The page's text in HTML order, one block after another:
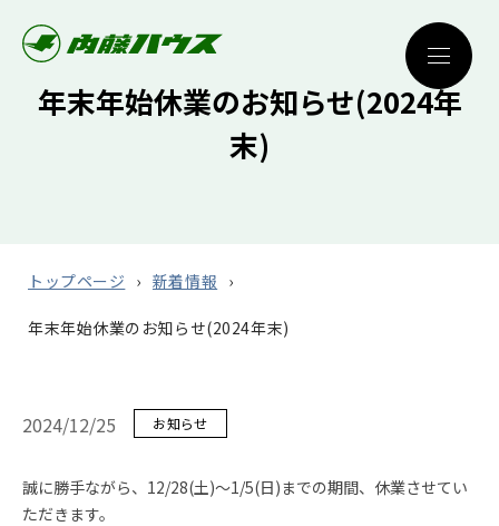
年末年始休業のお知らせ(2024年
末)
トップページ 新着情報
年末年始休業のお知らせ(2024年末)
2024/12/25 お知らせ
誠に勝手ながら、12/28(土)～1/5(日)までの期間、休業させてい
ただきます。